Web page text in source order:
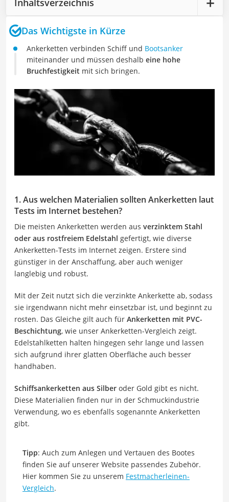
Das Wichtigste in Kürze
Ankerketten verbinden Schiff und Bootsanker
miteinander und müssen deshalb eine hohe
Bruchfestigkeit mit sich bringen.
1. Aus welchen Materialien sollten Ankerketten laut
Tests im Internet bestehen?
Die meisten Ankerketten werden aus verzinktem Stahl
oder aus rostfreiem Edelstahl gefertigt, wie diverse
Ankerketten-Tests im Internet zeigen. Erstere sind
günstiger in der Anschaffung, aber auch weniger
langlebig und robust.
Mit der Zeit nutzt sich die verzinkte Ankerkette ab, sodass
sie irgendwann nicht mehr einsetzbar ist, und beginnt zu
rosten. Das Gleiche gilt auch für Ankerketten mit PVC-
Beschichtung, wie unser Ankerketten-Vergleich zeigt.
Edelstahlketten halten hingegen sehr lange und lassen
sich aufgrund ihrer glatten Oberfläche auch besser
handhaben.
Schiffsankerketten aus Silber oder Gold gibt es nicht.
Diese Materialien finden nur in der Schmuckindustrie
Verwendung, wo es ebenfalls sogenannte Ankerketten
gibt.
Tipp: Auch zum Anlegen und Vertauen des Bootes
finden Sie auf unserer Website passendes Zubehör.
Hier kommen Sie zu unserem Festmacherleinen-
Vergleich.